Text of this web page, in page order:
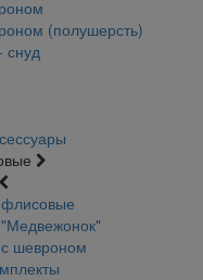
(полушерсть)
снуд
шевроном